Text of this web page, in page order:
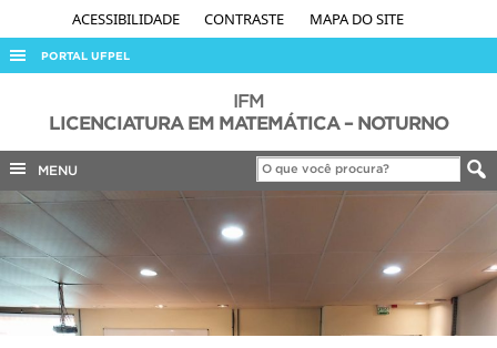
ACESSIBILIDADE CONTRASTE MAPA DO SITE
PORTAL UFPEL
AUDITORIA
COBALTO
CONCURSOS
EDITAIS
INTERNACIONAL
OUVIDORIA
IFM
LICENCIATURA EM MATEMÁTICA – NOTURNO
MENU